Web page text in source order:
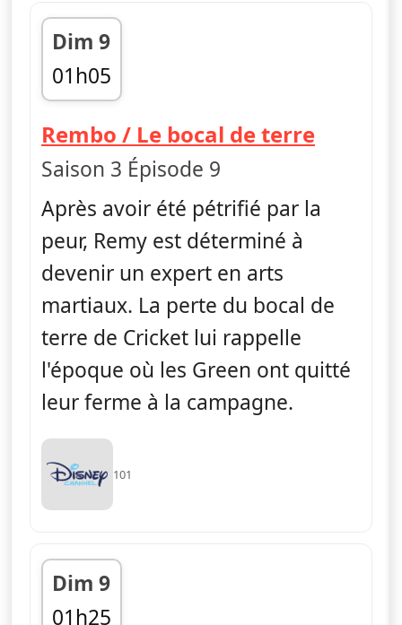
Dim 9
01h05
fin 01h25
Rembo / Le bocal de terre— Les
Saison 3 Épisode 9
Après avoir été pétrifié par la
peur, Remy est déterminé à
devenir un expert en arts
martiaux. La perte du bocal de
terre de Cricket lui rappelle
l'époque où les Green ont quitté
leur ferme à la campagne.
101
Dim 9
01h25